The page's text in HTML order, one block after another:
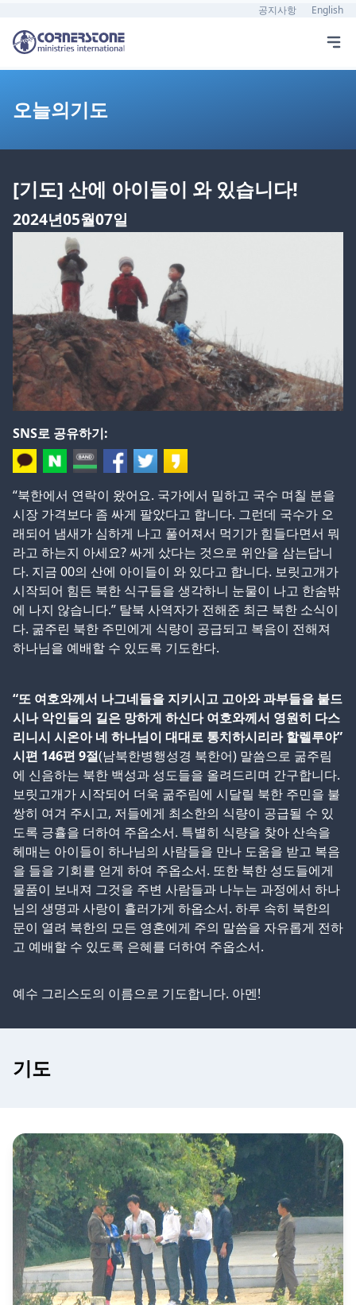
공지사항 English
오늘의기도
[기도] 산에 아이들이 와 있습니다!
2024년05월07일
SNS로 공유하기:
“북한에서 연락이 왔어요. 국가에서 밀하고 국수 며칠 분을
시장 가격보다 좀 싸게 팔았다고 합니다. 그런데 국수가 오
래되어 냄새가 심하게 나고 풀어져서 먹기가 힘들다면서 뭐
라고 하는지 아세요? 싸게 샀다는 것으로 위안을 삼는답니
다. 지금 00의 산에 아이들이 와 있다고 합니다. 보릿고개가
시작되어 힘든 북한 식구들을 생각하니 눈물이 나고 한숨밖
에 나지 않습니다.” 탈북 사역자가 전해준 최근 북한 소식이
다. 굶주린 북한 주민에게 식량이 공급되고 복음이 전해져
하나님을 예배할 수 있도록 기도한다.
“또 여호와께서 나그네들을 지키시고 고아와 과부들을 붙드
시나 악인들의 길은 망하게 하신다 여호와께서 영원히 다스
리니시 시온아 네 하나님이 대대로 통치하시리라 할렐루야”
시편 146편 9절(남북한병행성경 북한어) 말씀으로 굶주림
에 신음하는 북한 백성과 성도들을 올려드리며 간구합니다.
보릿고개가 시작되어 더욱 굶주림에 시달릴 북한 주민을 불
쌍히 여겨 주시고, 저들에게 최소한의 식량이 공급될 수 있
도록 긍휼을 더하여 주옵소서. 특별히 식량을 찾아 산속을
헤매는 아이들이 하나님의 사람들을 만나 도움을 받고 복음
을 들을 기회를 얻게 하여 주옵소서. 또한 북한 성도들에게
물품이 보내져 그것을 주변 사람들과 나누는 과정에서 하나
님의 생명과 사랑이 흘러가게 하옵소서. 하루 속히 북한의
문이 열려 북한의 모든 영혼에게 주의 말씀을 자유롭게 전하
고 예배할 수 있도록 은혜를 더하여 주옵소서.
예수 그리스도의 이름으로 기도합니다. 아멘!
기도